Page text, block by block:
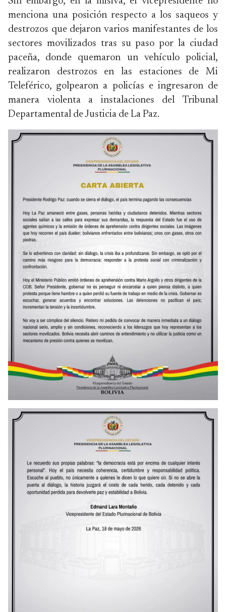
menciona una posición respecto a los saqueos y
destrozos que dejaron varios manifestantes de los
sectores movilizados tras su paso por la ciudad
paceña, donde quemaron un vehículo policial,
realizaron destrozos en las estaciones de Mi
Teleférico, golpearon a policías e ingresaron de
manera violenta a instalaciones del Tribunal
Departamental de Justicia de La Paz.